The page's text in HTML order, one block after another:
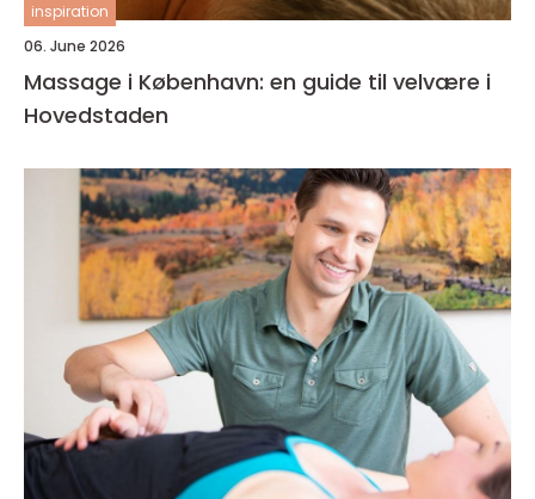
inspiration
06. June 2026
Massage i København: en guide til velvære i
Hovedstaden